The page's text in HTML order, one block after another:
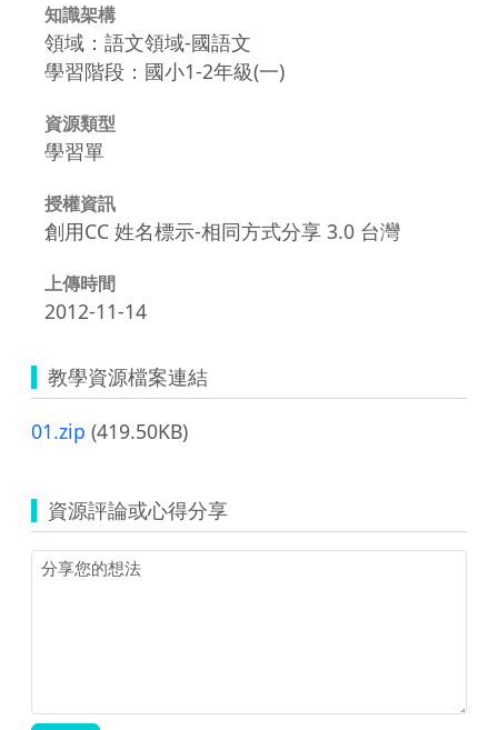
知識架構
領域：語文領域-國語文
學習階段：國小1-2年級(一)
資源類型
學習單
授權資訊
創用CC 姓名標示-相同方式分享 3.0 台灣
上傳時間
2012-11-14
教學資源檔案連結
01.zip (419.50KB)
資源評論或心得分享